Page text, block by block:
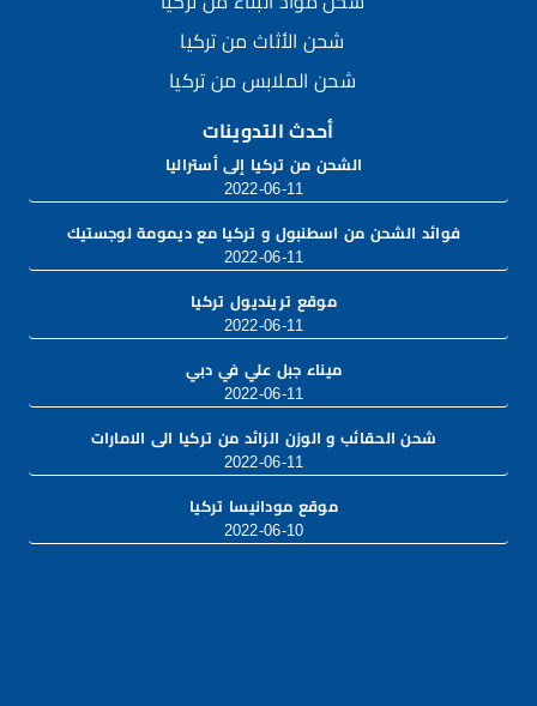
شحن الأثاث من تركيا
شحن الملابس من تركيا
أحدث التدوينات
الشحن من تركيا إلى أستراليا
2022-06-11
فوائد الشحن من اسطنبول و تركيا مع ديمومة لوجستيك
2022-06-11
موقع ترينديول تركيا
2022-06-11
ميناء جبل علي في دبي
2022-06-11
شحن الحقائب و الوزن الزائد من تركيا الى الامارات
2022-06-11
موقع مودانيسا تركيا
2022-06-10